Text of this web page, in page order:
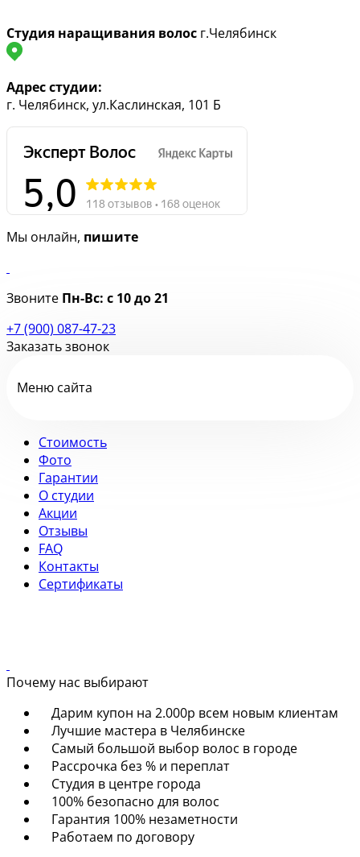
Студия наращивания волос г.Челябинск
Адрес студии:
г. Челябинск, ул.Каслинская, 101 Б
Мы онлайн, пишите
Звоните Пн-Вс: с 10 до 21
+7 (900) 087-47-23
Заказать звонок
Меню сайта
Стоимость
Фото
Гарантии
О студии
Акции
Отзывы
FAQ
Контакты
Сертификаты
Почему нас выбирают
Дарим купон на 2.000р всем новым клиентам
Лучшие мастера в Челябинске
Самый большой выбор волос в городе
Рассрочка без % и переплат
Студия в центре города
100% безопасно для волос
Гарантия 100% незаметности
Работаем по договору